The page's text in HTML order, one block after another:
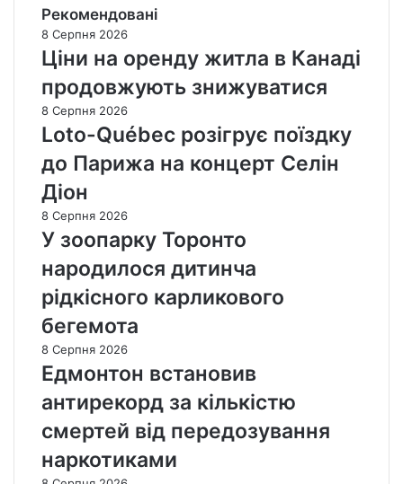
Рекомендовані
8 Серпня 2026
Ціни на оренду житла в Канаді
продовжують знижуватися
8 Серпня 2026
Loto-Québec розігрує поїздку
до Парижа на концерт Селін
Діон
8 Серпня 2026
У зоопарку Торонто
народилося дитинча
рідкісного карликового
бегемота
8 Серпня 2026
Едмонтон встановив
антирекорд за кількістю
смертей від передозування
наркотиками